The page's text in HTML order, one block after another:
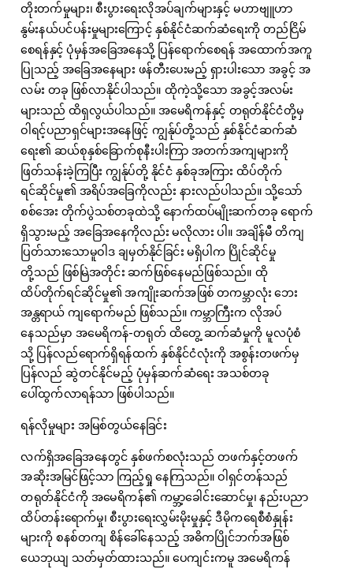
တိုးတက်မှုများ၊ စီးပွားရေးလိုအပ်ချက်များနှင့် မဟာဗျူဟာ
နွမ်းနယ်ပင်ပန်းမှုများကြောင့် နှစ်နိုင်ငံဆက်ဆံရေးကို တည်ငြိမ်
စေရန်နှင့် ပုံမှန်အခြေအနေသို့ ပြန်ရောက်စေရန် အထောက်အကူ
ပြုသည့် အခြေအနေများ ဖန်တီးပေးမည့် ရှားပါးသော အခွင့် အ
လမ်း တခု ဖြစ်လာနိုင်ပါသည်။ ထိုကဲ့သို့သော အခွင့်အလမ်း
များသည် ထိရှလွယ်ပါသည်။ အမေရိကန်နှင့် တရုတ်နိုင်ငံတို့မှ
ဝါရင့်ပညာရှင်များအနေဖြင့် ကျွန်ုပ်တို့သည် နှစ်နိုင်ငံဆက်ဆံ
ရေး၏ ဆယ်စုနှစ်ခြောက်စုနီးပါးကြာ အတက်အကျများကို
ဖြတ်သန်းခဲ့ကြပြီး ကျွန်ုပ်တို့ နိုင်ငံ နှစ်ခုအကြား ထိပ်တိုက်
ရင်ဆိုင်မှု၏ အရိပ်အခြေကိုလည်း နားလည်ပါသည်။ သို့သော်
စစ်အေး တိုက်ပွဲသစ်တခုထဲသို့ နောက်ထပ်မျိုးဆက်တခု ရောက်
ရှိသွားမည့် အခြေအနေကိုလည်း မလိုလား ပါ။ အချိန်မီ တိကျ
ပြတ်သားသောမူဝါဒ ချမှတ်နိုင်ခြင်း မရှိပါက ပြိုင်ဆိုင်မှု
တို့သည် ဖြစ်မြဲအတိုင်း ဆက်ဖြစ်နေမည်ဖြစ်သည်။ ထို
ထိပ်တိုက်ရင်ဆိုင်မှု၏ အကျိုးဆက်အဖြစ် တကမ္ဘာလုံး ဘေး
အန္တရာယ် ကျရောက်မည် ဖြစ်သည်။ ကမ္ဘာကြီးက လိုအပ်
နေသည်မှာ အမေရိကန်-တရုတ် ထိတွေ့ ဆက်ဆံမှုကို မူလပုံစံ
သို့ ပြန်လည်ရောက်ရှိရန်ထက် နှစ်နိုင်ငံလုံးကို အစွန်းတဖက်မှ
ပြန်လည် ဆွဲတင်နိုင်မည့် ပုံမှန်ဆက်ဆံရေး အသစ်တခု
ပေါ်ထွက်လာရန်သာ ဖြစ်ပါသည်။
ရန်လိုမှုများ အမြစ်တွယ်နေခြင်း
လက်ရှိအခြေအနေတွင် နှစ်ဖက်စလုံးသည် တဖက်နှင့်တဖက်
အဆိုးအမြင်ဖြင့်သာ ကြည့်ရှု နေကြသည်။ ဝါရှင်တန်သည်
တရုတ်နိုင်ငံကို အမေရိကန်၏ ကမ္ဘာ့ခေါင်းဆောင်မှု၊ နည်းပညာ
ထိပ်တန်းရောက်မှု၊ စီးပွားရေးလွှမ်းမိုးမှုနှင့် ဒီမိုကရေစီစံနှုန်း
များကို စနစ်တကျ စိန်ခေါ်နေသည့် အဓိကပြိုင်ဘက်အဖြစ်
ယေဘုယျ သတ်မှတ်ထားသည်။ ပေကျင်းကမူ အမေရိကန်